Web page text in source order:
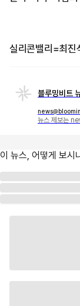
실리콘밸리=최
블루밍비트
뉴스 제보는
이 뉴스, 어떻게 보시